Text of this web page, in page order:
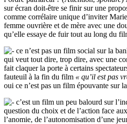
sur écran doit-être se finir sur une
comme corrélaire unique d’inviter
femme ouvrière et de mère avec une
qu’elle essaye de fuir tout au long du
ce n’est pas un film social sur la
qui veut tout dire, trop dire, avec une
fait claquer la porte à certains
fauteuil à la fin du film « qu’il est pas
oui ce n’est pas un film épouvante sur
c’est un film un peu balourd sur
question du choix et de l’action face
l’anomie, de l’autonomisation d’une